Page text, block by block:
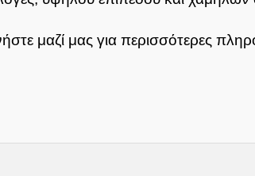
μαζί μας για περισσότερες